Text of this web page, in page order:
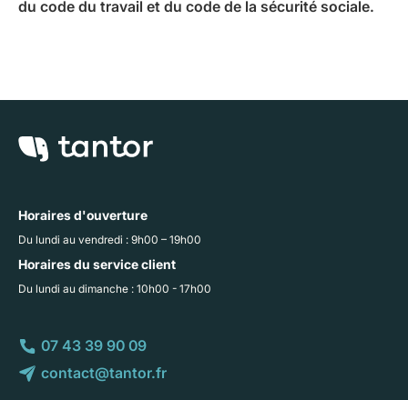
du code du travail et du code de la sécurité sociale.
Horaires d'ouverture
Du lundi au vendredi : 9h00 – 19h00
Horaires du service client
Du lundi au dimanche : 10h00 - 17h00
07 43 39 90 09
contact@tantor.fr